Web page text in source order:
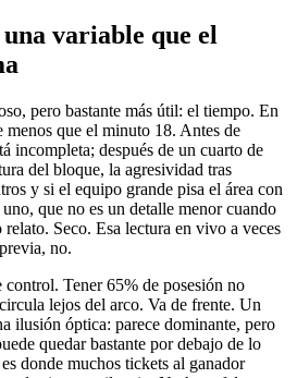
variable que el
pero bastante más útil: el tiempo. En
menos que el minuto 18. Antes de
incompleta; después de un cuarto de
del bloque, la agresividad tras
y si el equipo grande pisa el área con
que no es un detalle menor cuando
Seco. Esa lectura en vivo a veces
no.
Tener 65% de posesión no
lejos del arco. Va de frente. Un
ilusión óptica: parece dominante, pero
quedar bastante por debajo de lo
donde muchos tickets al ganador